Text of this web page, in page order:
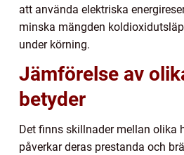
att använda elektriska
minska mängden
under körning.
Jämförelse av
betyder
Det finns skillnader mellan olika
påverkar deras prestanda och